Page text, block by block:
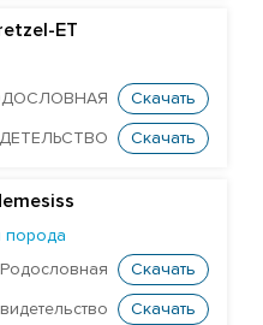
ET
Скачать
Скачать
порода
Родословная
Скачать
Скачать